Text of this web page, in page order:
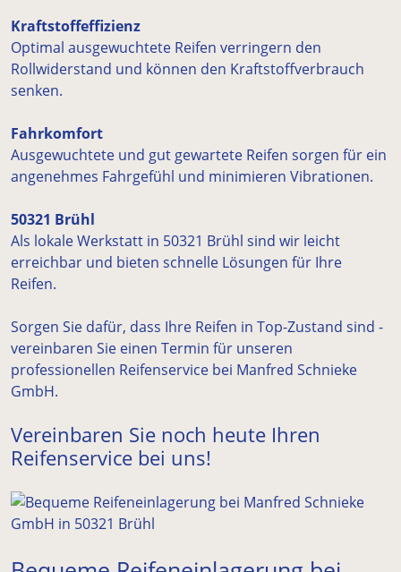
Kraftstoffeffizienz
Optimal ausgewuchtete Reifen verringern den
Rollwiderstand und können den Kraftstoffverbrauch
senken.
Fahrkomfort
Ausgewuchtete und gut gewartete Reifen sorgen für ein
angenehmes Fahrgefühl und minimieren Vibrationen.
50321 Brühl
Als lokale Werkstatt in 50321 Brühl sind wir leicht
erreichbar und bieten schnelle Lösungen für Ihre
Reifen.
Sorgen Sie dafür, dass Ihre Reifen in Top-Zustand sind -
vereinbaren Sie einen Termin für unseren
professionellen Reifenservice bei Manfred Schnieke
GmbH.
Vereinbaren Sie noch heute Ihren
Reifenservice bei uns!